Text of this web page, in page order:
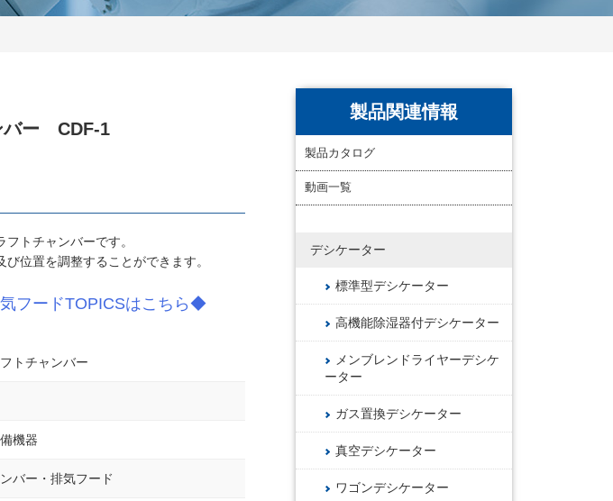
バー CDF-1
トチャンバーです。
位置を調整することができます。
フードTOPICSはこちら◆
トチャンバー
機器
バー・排気フード
製品関連情報
製品カタログ
動画一覧
デシケーター
標準型デシケーター
高機能除湿器付デシケーター
メンブレンドライヤーデシケ
ーター
ガス置換デシケーター
真空デシケーター
ワゴンデシケーター